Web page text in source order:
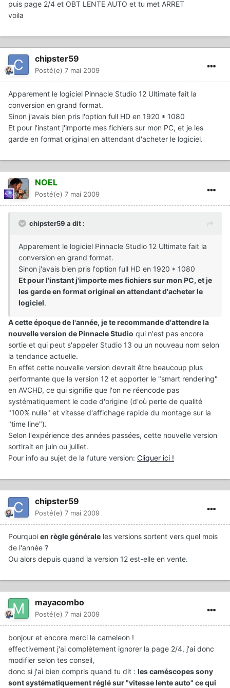
puis page 2/4 et OBT LENTE AUTO et tu met ARRET
voila
chipster59
Posté(e) 7 mai 2009
Apparement le logiciel Pinnacle Studio 12 Ultimate fait la
conversion en grand format.
Sinon j'avais bien pris l'option full HD en 1920 * 1080
Et pour l'instant j'importe mes fichiers sur mon PC, et je les
garde en format original en attendant d'acheter le logiciel.
NOEL
Posté(e) 7 mai 2009
chipster59 a dit :
Apparement le logiciel Pinnacle Studio 12 Ultimate fait la
conversion en grand format.
Sinon j'avais bien pris l'option full HD en 1920 * 1080
Et pour l'instant j'importe mes fichiers sur mon PC, et je
les garde en format original en attendant d'acheter le
logiciel.
A cette époque de l'année, je te recommande d'attendre la
nouvelle version de Pinnacle Studio qui n'est pas encore
sortie et qui peut s'appeler Studio 13 ou un nouveau nom selon
la tendance actuelle.
En effet cette nouvelle version devrait être beaucoup plus
performante que la version 12 et apporter le "smart rendering"
en AVCHD, ce qui signifie que l'on ne réencode pas
systématiquement le code d'origine (d'où perte de qualité
"100% nulle" et vitesse d'affichage rapide du montage sur la
"time line").
Selon l'expérience des années passées, cette nouvelle version
sortirait en juin ou juillet.
Pour info au sujet de la future version: Cliquer ici !
chipster59
Posté(e) 7 mai 2009
Pourquoi en règle générale les versions sortent vers quel mois
de l'année ?
Ou alors depuis quand la version 12 est-elle en vente.
mayacombo
Posté(e) 7 mai 2009
bonjour et encore merci le cameleon !
effectivement j'ai complètement ignorer la page 2/4, j'ai donc
modifier selon tes conseil,
donc si j'ai bien compris quand tu dit : les caméscopes sony
sont systématiquement réglé sur "vitesse lente auto" ce qui